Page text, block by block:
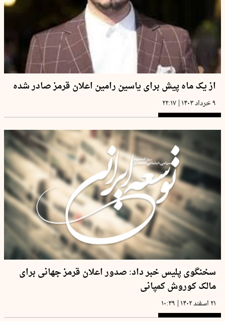
از یک ماه پیش برای یاسین رامین اعلان قرمز صادر شده
۹ خرداد ۱۴۰۳ | ۲۲:۱۷
سخنگوی پلیس خبر داد: صدور اعلان قرمز جهانی برای
مالک کوروش کمپانی
۲۱ اسفند ۱۴۰۲ | ۱۰:۳۹